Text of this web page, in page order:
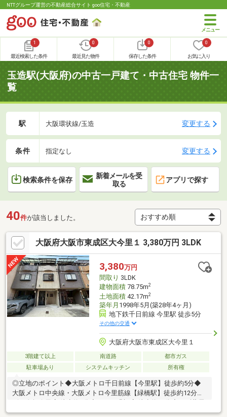
NTTグループ運営の不動産総合サイト goo住宅・不動産
1
最近検索した条件
0
最近見た物件
0
保存した条件
0
お気に入り
玉造駅(大阪府)の中古一戸建て・中古住宅 物件一
覧
駅 大阪環状線/玉造 変更する
条件 指定なし 変更する
検索条件を保存
新着メールを受
取る
アプリで探す
40件が該当しました。
大阪府大阪市東成区大今里１ 3,380万円 3LDK
3,380万円
間取り 3LDK
建物面積78.75m2
土地面積42.17m2
築年月 1998年5月(築28年4ヶ月)
地下鉄千日前線 今里駅 徒歩5分
その他の交通
大阪府大阪市東成区大今里１
3階建て以上 南道路
都市ガス
駐車場あり
システムキッチン 所有権
◎立地のポイント◆大阪メトロ千日前線【今里駅】徒歩約5分◆
大阪メトロ中央線・大阪メトロ今里筋線【緑橋駅】徒歩約12分◆
今里店 徒歩約6分 ◎物件のポイント◆南向きのお家です◆【全